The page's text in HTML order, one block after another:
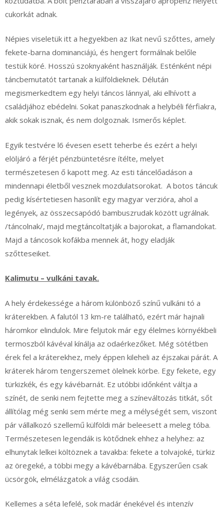
cukorkát adnak.
Népies viseletük itt a hegyekben az Ikat nevű szőttes, amely
fekete-barna dominanciájú, és hengert formálnak belőle
testük köré. Hosszú szoknyaként használják. Esténként népi
táncbemutatót tartanak a külföldieknek. Délután
megismerkedtem egy helyi táncos lánnyal, aki elhívott a
családjához ebédelni. Sokat panaszkodnak a helybéli férfiakra,
akik sokak isznak, és nem dolgoznak. Ismerős képlet.
Egyik testvére l6 évesen esett teherbe és ezért a helyi
elöljáró a férjét pénzbüntetésre ítélte, melyet
természetesen ő kapott meg. Az esti táncelőadáson a
mindennapi életből vesznek mozdulatsorokat. A botos táncuk
pedig kísértetiesen hasonlít egy magyar verzióra, ahol a
legények, az összecsapódó bambuszrudak között ugrálnak.
/táncolnak/, majd megtáncoltatják a bajorokat, a flamandokat.
Majd a táncosok kofákba mennek át, hogy eladják
szőtteseiket.
Kalimutu – vulkáni tavak.
A hely érdekessége a három különböző színű vulkáni tó a
kráterekben. A falutól 13 km-re található, ezért már hajnali
háromkor elindulok. Mire feljutok már egy élelmes környékbeli
termoszból kávéval kínálja az odaérkezőket. Még sötétben
érek fel a kráterekhez, mely éppen kileheli az éjszakai párát. A
kráterek három tengerszemet ölelnek körbe. Egy fekete, egy
türkizkék, és egy kávébarnát. Ez utóbbi időnként váltja a
színét, de senki nem fejtette meg a színeváltozás titkát, sőt
állítólag még senki sem mérte meg a mélységét sem, viszont
pár vállalkozó szellemű külföldi már beleesett a meleg tóba.
Természetesen legendák is kötődnek ehhez a helyhez: az
elhunytak lelkei költöznek a tavakba: fekete a tolvajoké, türkiz
az öregeké, a többi megy a kávébarnába. Egyszerűen csak
ücsörgök, elmélázgatok a világ csodáin.
Kellemes a séta lefelé, sok madár énekével és intenzív